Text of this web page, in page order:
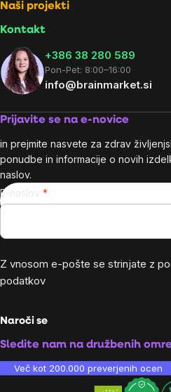
Naši projekti
Kontakt
+386 38 280 589
Pon-Pet: 8:00–16:00
info@brainmarket.si
Prijavite se na e-novice
in prejmite nasvete za zdrav
ponudbe in informacije o novih
naslov.
E-naslov
Z vnosom e-pošte se strinjate z
podatkov
Naroči se
Sledite nam na družbenih
Več kot 200.000 preverjenih ocen